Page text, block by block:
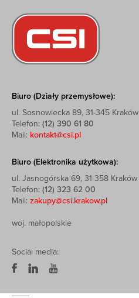
Biuro (Działy przemysłowe):
ul. Sosnowiecka 89, 31-345 Kraków
Telefon: (12) 390 61 80
Mail: kontakt@csi.pl
Biuro (Elektronika użytkowa):
ul. Jasnogórska 69, 31-358 Kraków
Telefon: (12) 323 62 00
Mail: zakupy@csi.krakow.pl
woj. małopolskie
Social media: